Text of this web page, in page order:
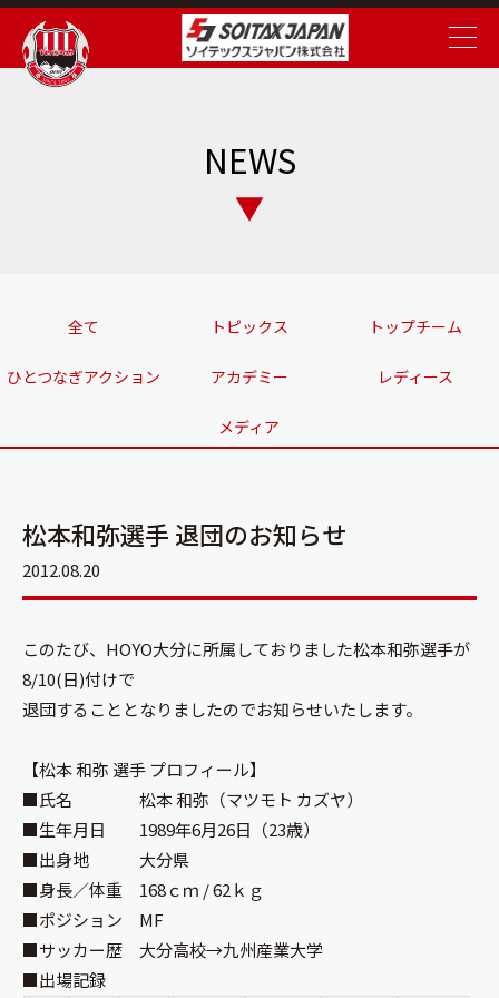
NEWS
全て トピックス トップチーム
ひとつなぎアクション アカデミー レディース
メディア
松本和弥選手 退団のお知らせ
2012.08.20
このたび、HOYO大分に所属しておりました松本和弥選手が
8/10(日)付けで
退団することとなりましたのでお知らせいたします。
【松本 和弥 選手 プロフィール】
■氏名 松本 和弥（マツモト カズヤ）
■生年月日 1989年6月26日（23歳）
■出身地 大分県
■身長／体重 168ｃｍ / 62ｋｇ
■ポジション MF
■サッカー歴 大分高校→九州産業大学
■出場記録